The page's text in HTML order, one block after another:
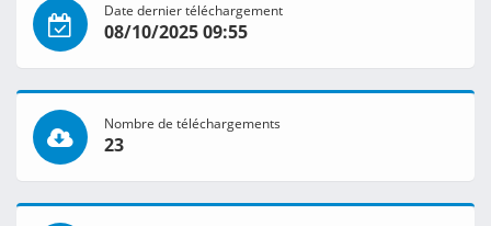
Date dernier téléchargement
08/10/2025 09:55
Nombre de téléchargements
23